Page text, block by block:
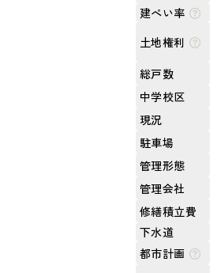
建ぺい率
土地権利
総戸数
中学校区
現況
駐車場
管理形態
管理会社
修繕積立費
下水道
都市計画